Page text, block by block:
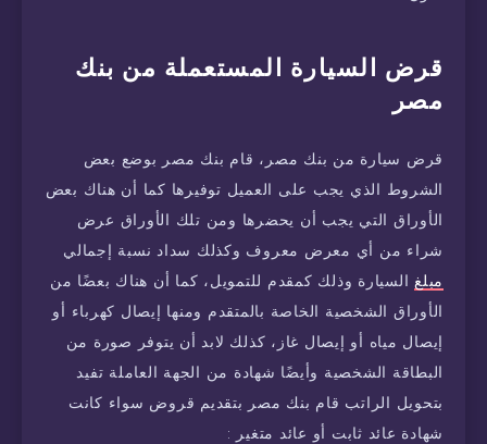
قرض السيارة المستعملة من بنك
مصر
قرض سيارة من بنك مصر، قام بنك مصر بوضع بعض
الشروط الذي يجب على العميل توفيرها كما أن هناك بعض
الأوراق التي يجب أن يحضرها ومن تلك الأوراق عرض
شراء من أي معرض معروف وكذلك سداد نسبة إجمالي
مبلغ السيارة وذلك كمقدم للتمويل، كما أن هناك بعضًا من
الأوراق الشخصية الخاصة بالمتقدم ومنها إيصال كهرباء أو
إيصال مياه أو إيصال غاز، كذلك لابد أن يتوفر صورة من
البطاقة الشخصية وأيضًا شهادة من الجهة العاملة تفيد
بتحويل الراتب قام بنك مصر بتقديم قروض سواء كانت
شهادة عائد ثابت أو عائد متغير :